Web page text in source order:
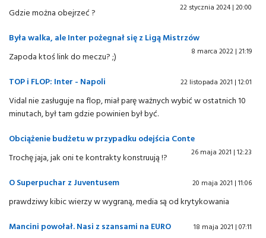
22 stycznia 2024 | 20:00
Gdzie można obejrzeć ?
Była walka, ale Inter pożegnał się z Ligą Mistrzów
8 marca 2022 | 21:19
Zapoda ktoś link do meczu? ;)
TOP i FLOP: Inter - Napoli
22 listopada 2021 | 12:01
Vidal nie zasługuje na flop, miał parę ważnych wybić w ostatnich 10
minutach, był tam gdzie powinien był być.
Obciążenie budżetu w przypadku odejścia Conte
26 maja 2021 | 12:23
Trochę jaja, jak oni te kontrakty konstruują !?
O Superpuchar z Juventusem
20 maja 2021 | 11:06
prawdziwy kibic wierzy w wygraną, media są od krytykowania
Mancini powołał. Nasi z szansami na EURO
18 maja 2021 | 07:11